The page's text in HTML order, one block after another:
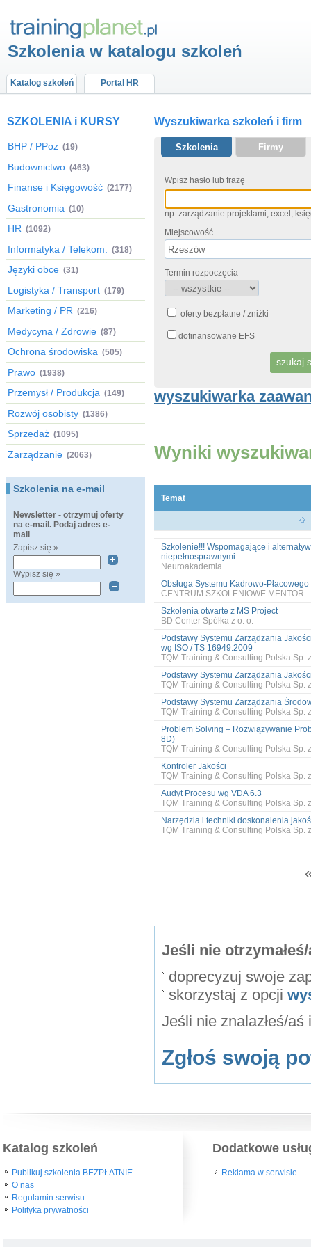
Szkolenia w katalogu szkoleń
Katalog szkoleń Portal HR
SZKOLENIA i KURSY
BHP / PPoż (19)
Budownictwo (463)
Finanse i Księgowość (2177)
Gastronomia (10)
HR (1092)
Informatyka / Telekom. (318)
Języki obce (31)
Logistyka / Transport (179)
Marketing / PR (216)
Medycyna / Zdrowie (87)
Ochrona środowiska (505)
Prawo (1938)
Przemysł / Produkcja (149)
Rozwój osobisty (1386)
Sprzedaż (1095)
Zarządzanie (2063)
Szkolenia na e-mail
Newsletter - otrzymuj oferty
na e-mail. Podaj adres e-
mail
Zapisz się »
Wypisz się »
Wyszukiwarka szkoleń i firm
Szkolenia Firmy
Wpisz hasło lub frazę
np. zarządzanie projektami, excel,
Miejscowość
Termin rozpoczęcia
oferty bezpłatne / zniżki
dofinansowane EFS
wyszukiwarka
Wyniki
Temat
Szkolenie!!! Wspomagające i
niepełnosprawnymi
Neuroakademia
Obsługa Systemu Kadrowo-
CENTRUM SZKOLENIOWE MENTOR
Szkolenia otwarte z MS Project
BD Center Spółka z o. o.
Podstawy Systemu Zarządzania
wg ISO / TS 16949:2009
TQM Training & Consulting Polska Sp.
Podstawy Systemu Zarządzania
TQM Training & Consulting Polska Sp.
Podstawy Systemu Zarządzania
TQM Training & Consulting Polska Sp.
Problem Solving – Rozwiązywanie
8D)
TQM Training & Consulting Polska Sp.
Kontroler Jakości
TQM Training & Consulting Polska Sp.
Audyt Procesu wg VDA 6.3
TQM Training & Consulting Polska Sp.
Narzędzia i techniki doskonalenia
TQM Training & Consulting Polska Sp.
Jeśli nie
doprecyzuj swoje
skorzystaj z opcji
Jeśli nie znalazłeś/
Zgłoś swoją
Katalog szkoleń
Publikuj szkolenia BEZPŁATNIE
O nas
Regulamin serwisu
Polityka prywatności
Dodatkowe
Reklama w serwisie